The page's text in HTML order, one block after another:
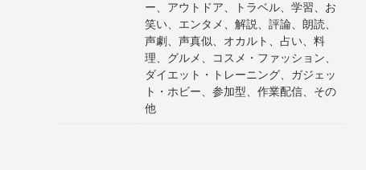
ー、アウトドア、トラベル、学習、お
笑い、エンタメ、解説、評論、朗読、
声劇、声真似、オカルト、占い、料
理、グルメ、コスメ・ファッション、
ダイエット・トレーニング、ガジェッ
ト・ホビー、参加型、作業配信、その
他